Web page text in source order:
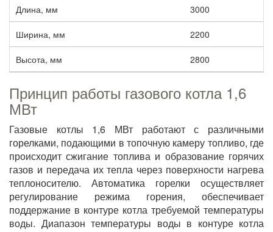
Длина, мм 3000
Ширина, мм 2200
Высота, мм 2800
Принцип работы газового котла 1,6
МВт
Газовые котлы 1,6 МВт работают с различными
горелками, подающими в топочную камеру топливо, где
происходит сжигание топлива и образование горячих
газов и передача их тепла через поверхности нагрева
теплоносителю. Автоматика горелки осуществляет
регулирование режима горения, обеспечивает
поддержание в контуре котла требуемой температуры
воды. Диапазон температуры воды в контуре котла